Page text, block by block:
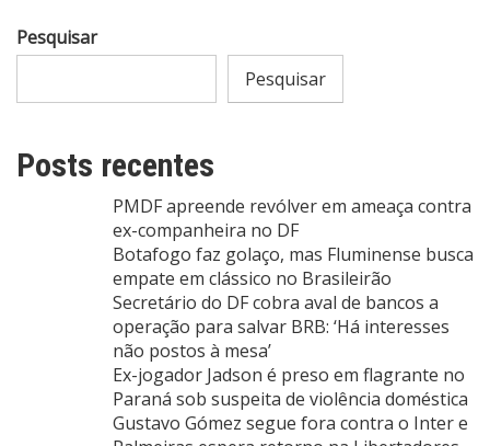
Pesquisar
Pesquisar
Posts recentes
PMDF apreende revólver em ameaça contra
ex-companheira no DF
Botafogo faz golaço, mas Fluminense busca
empate em clássico no Brasileirão
Secretário do DF cobra aval de bancos a
operação para salvar BRB: ‘Há interesses
não postos à mesa’
Ex-jogador Jadson é preso em flagrante no
Paraná sob suspeita de violência doméstica
Gustavo Gómez segue fora contra o Inter e